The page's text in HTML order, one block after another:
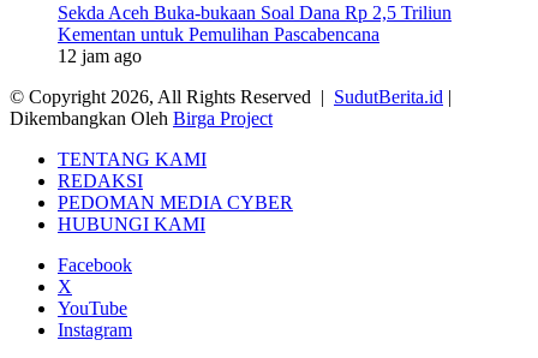
Sekda Aceh Buka-bukaan Soal Dana Rp 2,5 Triliun
Kementan untuk Pemulihan Pascabencana
12 jam ago
© Copyright 2026, All Rights Reserved | SudutBerita.id |
Dikembangkan Oleh Birga Project
TENTANG KAMI
REDAKSI
PEDOMAN MEDIA CYBER
HUBUNGI KAMI
Facebook
X
YouTube
Instagram